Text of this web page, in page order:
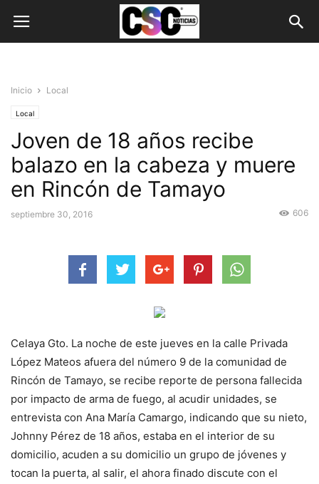
Inicio Local
Local
Joven de 18 años recibe
balazo en la cabeza y muere
en Rincón de Tamayo
septiembre 30, 2016 606
Celaya Gto. La noche de este jueves en la calle Privada
López Mateos afuera del número 9 de la comunidad de
Rincón de Tamayo, se recibe reporte de persona fallecida
por impacto de arma de fuego, al acudir unidades, se
entrevista con Ana María Camargo, indicando que su nieto,
Johnny Pérez de 18 años, estaba en el interior de su
domicilio, acuden a su domicilio un grupo de jóvenes y
tocan la puerta, al salir, el ahora finado discute con el